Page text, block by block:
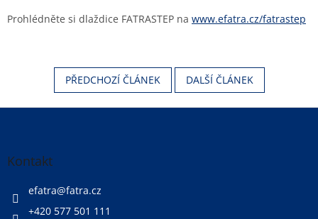
Prohlédněte si dlaždice FATRASTEP na www.efatra.cz/fatrastep
PŘEDCHOZÍ ČLÁNEK DALŠÍ ČLÁNEK
Z
Kontakt
efatra@fatra.cz
+420 577 501 111